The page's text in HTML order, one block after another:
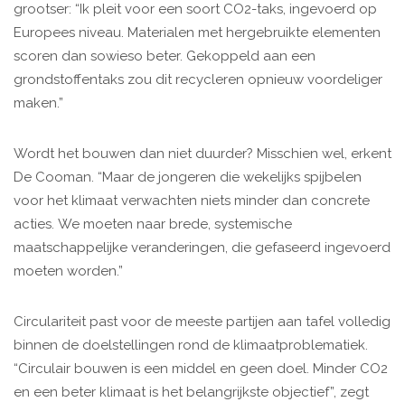
grootser: “Ik pleit voor een soort CO2-taks, ingevoerd op
Europees niveau. Materialen met hergebruikte elementen
scoren dan sowieso beter. Gekoppeld aan een
grondstoffentaks zou dit recycleren opnieuw voordeliger
maken.”
Wordt het bouwen dan niet duurder? Misschien wel, erkent
De Cooman. “Maar de jongeren die wekelijks spijbelen
voor het klimaat verwachten niets minder dan concrete
acties. We moeten naar brede, systemische
maatschappelijke veranderingen, die gefaseerd ingevoerd
moeten worden.”
Circulariteit past voor de meeste partijen aan tafel volledig
binnen de doelstellingen rond de klimaatproblematiek.
“Circulair bouwen is een middel en geen doel. Minder CO2
en een beter klimaat is het belangrijkste objectief”, zegt